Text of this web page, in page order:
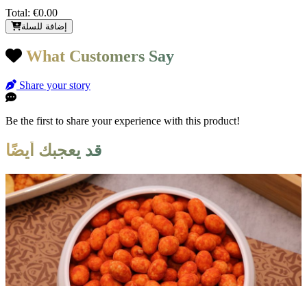
Total: €0.00
إضافة للسلة
What Customers Say
Share your story
Be the first to share your experience with this product!
قد يعجبك أيضًا